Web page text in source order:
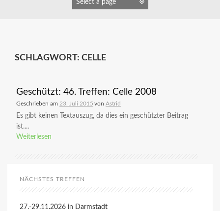
SCHLAGWORT: CELLE
Geschützt: 46. Treffen: Celle 2008
Geschrieben am 23. Juli 2015 von Astrid
Es gibt keinen Textauszug, da dies ein geschützter Beitrag
ist....
Weiterlesen
NÄCHSTES TREFFEN
27.-29.11.2026 in Darmstadt